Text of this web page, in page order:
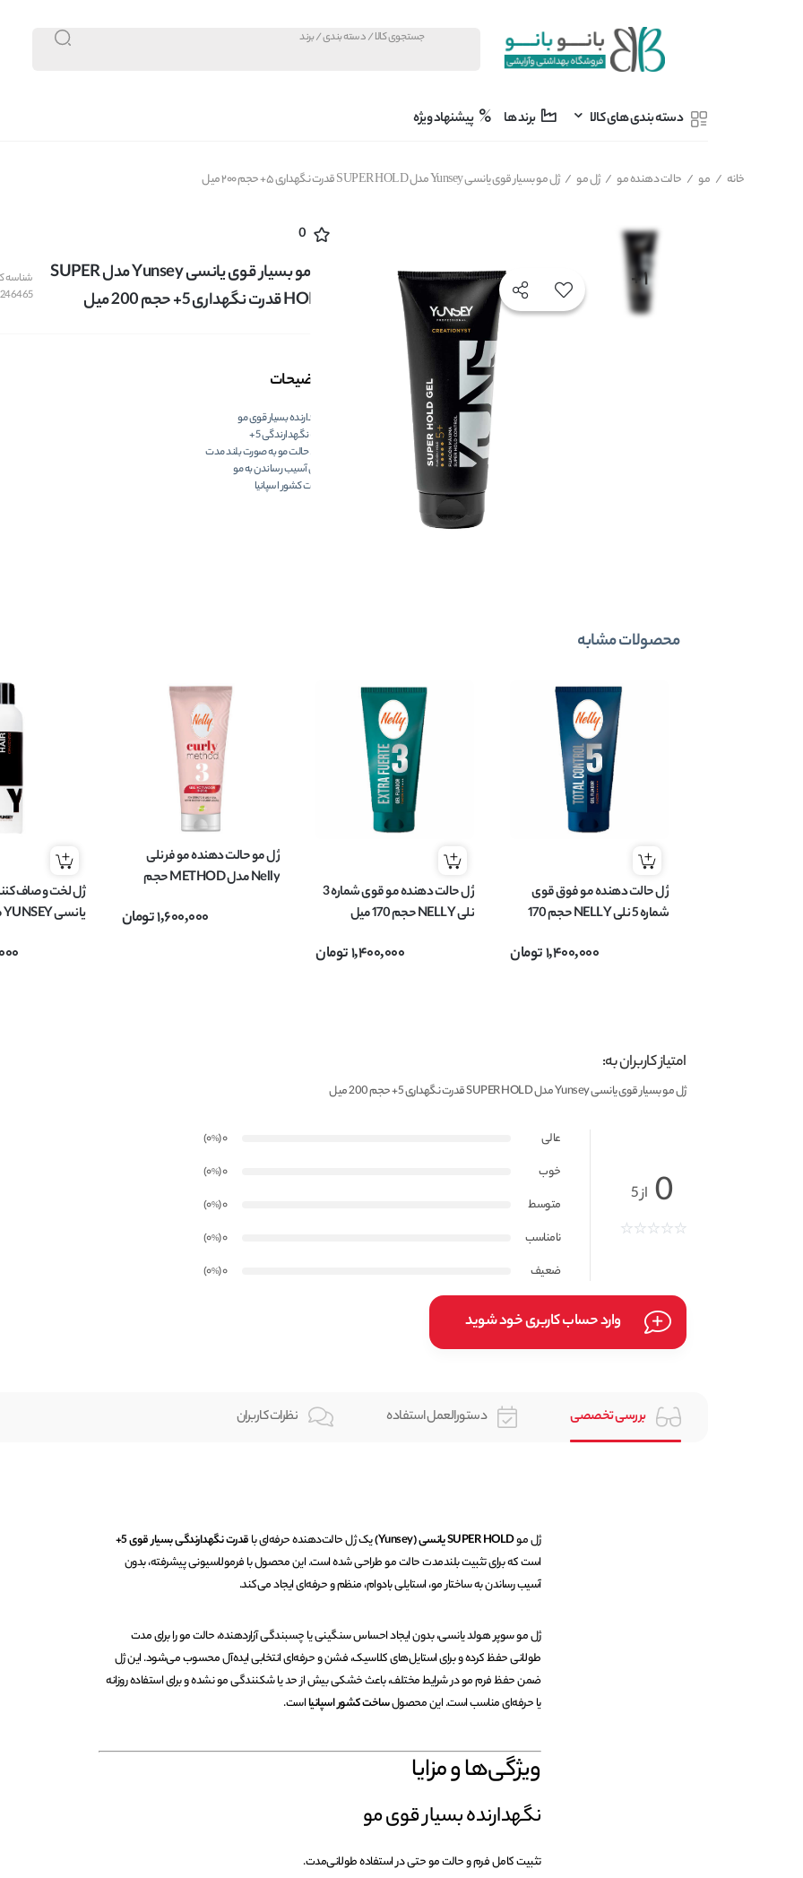
دسته بندی های کالا برند ها پیشنهاد ویژه
خانه / مو / حالت دهنده مو / ژل مو / ژل مو بسیار قوی یانسی Yunsey مدل SUPER HOLD قدرت نگهداری 5+ حجم 200 میل
0
ژل مو بسیار قوی یانسی Yunsey مدل SUPER
HOLD قدرت نگهداری 5+ حجم 200 میل
شناسه
توضیحات
نگهدارنده بسیار قوی مو
درجه نگهدارندگی 5+
حفظ حالت مو به صورت بلند مدت
بدون آسیب رساندن به مو
ساخت کشور اسپانیا
محصولات مشابه
ژل حالت دهنده مو فوق قوی
شماره 5 نلی NELLY حجم 170
1,400,000تومان
ژل حالت دهنده مو قوی شماره 3
نلی NELLY حجم 170 میل
1,400,000تومان
ژل مو حالت دهنده مو فر نلی
Nelly مدل METHOD حجم
1,600,000تومان
ژل لخت و صاف
امتیاز کاربران به:
ژل مو بسیار قوی یانسی Yunsey مدل SUPER HOLD قدرت نگهداری 5+ حجم 200 میل
0 از 5
عالی 0
(0
%
)
خوب
0
(0
%
)
متوسط
0
(0
%
)
نامناسب
0
(0
%
)
ضعیف
0
(0
%
)
وارد حساب کاربری خود شوید
بررسی تخصصی دستورالعمل استفاده نظرات کاربران
ژل موSUPER HOLD یانسی (Yunsey) یک ژل حالت‌دهنده حرفه‌ای باقدرت نگهدارندگی بسیار قوی 5+
است که برای تثبیت بلندمدت حالت مو طراحی شده است. این محصول با فرمولاسیونی پیشرفته، بدون
آسیب رساندن به ساختار مو، استایلی بادوام، منظم و حرفه‌ای ایجاد می‌کند.
ژل مو سوپر هولد یانسی، بدون ایجاد احساس سنگینی یا چسبندگی آزاردهنده، حالت مو را برای مدت
طولانی حفظ کرده و برای استایل‌های کلاسیک، فشن و حرفه‌ای انتخابی ایده‌آل محسوب می‌شود. این ژل
ضمن حفظ فرم مو در شرایط مختلف، باعث خشکی بیش از حد یا شکنندگی مو نشده و برای استفاده روزانه
یا حرفه‌ای مناسب است. این محصولساخت کشور اسپانیااست.
ویژگی‌ها و مزایا
نگهدارنده بسیار قوی مو
تثبیت کامل فرم و حالت مو حتی در استفاده طولانی‌مدت.